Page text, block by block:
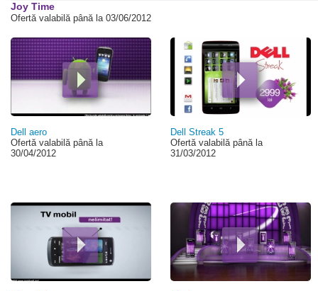
Joy Time
Ofertă valabilă până la 03/06/2012
Dell aero
Ofertă valabilă până la
30/04/2012
Dell Streak 5
Ofertă valabilă până la
31/03/2012
Pagini